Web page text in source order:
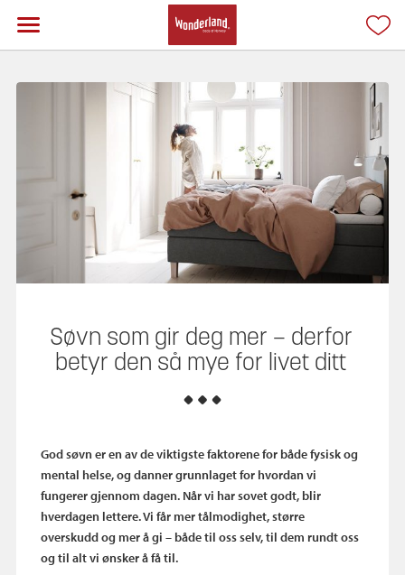
Søvn som gir deg mer – derfor
betyr den så mye for livet ditt
God søvn er en av de viktigste faktorene for både fysisk og
mental helse, og danner grunnlaget for hvordan vi
fungerer gjennom dagen. Når vi har sovet godt, blir
hverdagen lettere. Vi får mer tålmodighet, større
overskudd og mer å gi – både til oss selv, til dem rundt oss
og til alt vi ønsker å få til.